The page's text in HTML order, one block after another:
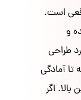
است.
و
طراحی
آمادگی
اگر